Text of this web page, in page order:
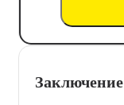
Заключение